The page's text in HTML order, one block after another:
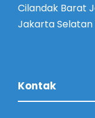
Cilandak Barat
Jakarta Selatan
Kontak